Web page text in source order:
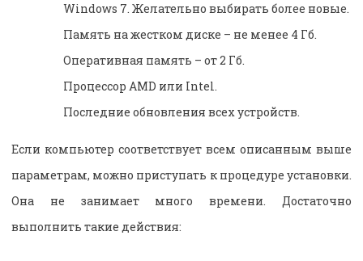
Windows 7. Желательно выбирать более новые.
Память на жестком диске – не менее 4 Гб.
Оперативная память – от 2 Гб.
Процессор AMD или Intel.
Последние обновления всех устройств.
Если компьютер соответствует всем описанным выше
параметрам, можно приступать к процедуре установки.
Она не занимает много времени. Достаточно
выполнить такие действия: